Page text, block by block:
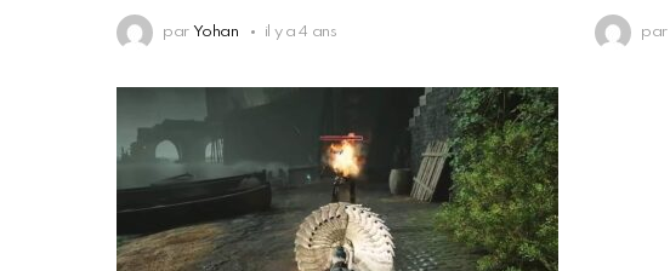
par Yohan il y a 4 ans par